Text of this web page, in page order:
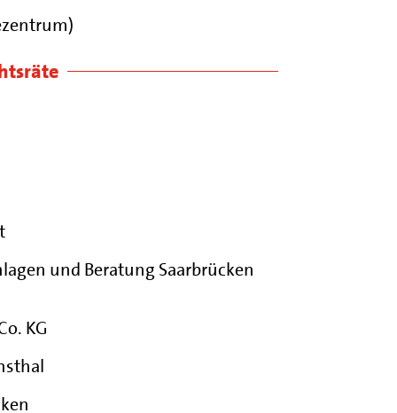
und Beratung Saarbrücken
KG